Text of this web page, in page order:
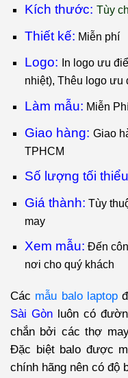
Kích thước: Tùy
Thiết kế: Miễn phí
Logo:
n logo ưu
nhiệt), Thêu logo ưu
Làm mẫu: Miễn
Giao hàng: Giao
TPHCM
Số lượng tối
Giá thành: Tùy
may
Xem mẫu: Đến
nơi cho quý khách
Các mẫu balo laptop
Sài Gòn luôn có
chắn bởi các thợ
Đặc biệt balo được
chính hãng nên có độ